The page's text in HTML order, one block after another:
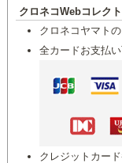
クロネコWebコレクト
クロネコヤマト
全カードお支払
クレジットカー